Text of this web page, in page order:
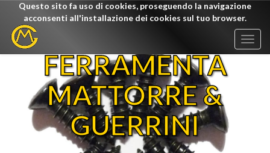
Questo sito fa uso di cookies, proseguendo la navigazione
acconsenti all'installazione dei cookies sul tuo browser.
FERRAMENTA
MATTORRE &
GUERRINI